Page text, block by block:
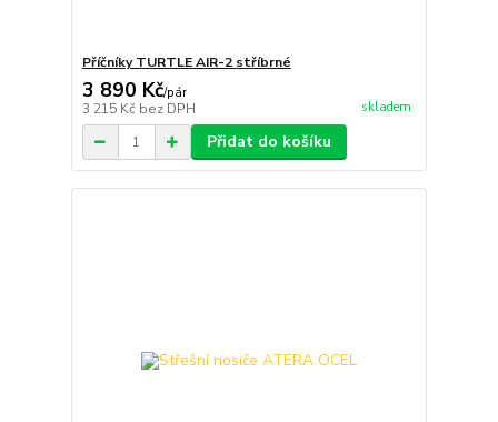
Příčníky TURTLE AIR-2 stříbrné
3 890 Kč/pár
3 215 Kč bez DPH skladem
Přidat do košíku